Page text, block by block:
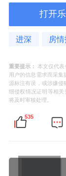
之前大部分
之境做了叠
厨房的装标
以说是同板
蒸烤一体机
器，双抽碗
打开
进深 房情
重要提示： 本文仅代表
用户的信息需求而采
源标注有误，或涉嫌侵
细侵权情况证明等相关
将及时审核处理。
535